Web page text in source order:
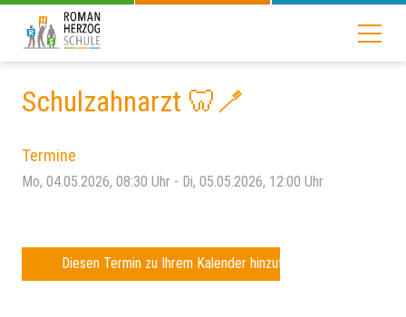
Schulzahnarzt 🦷🪥
Termine
Mo, 04.05.2026, 08:30 Uhr - Di, 05.05.2026, 12:00 Uhr
Diesen Termin zu Ihrem Kalender hinzufügen